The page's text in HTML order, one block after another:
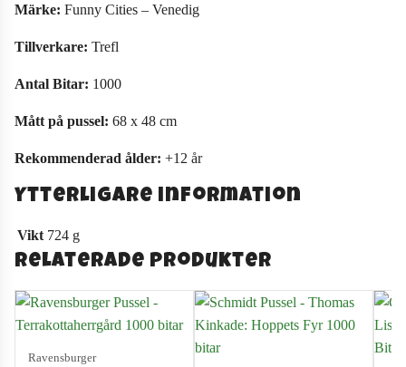
Märke: Funny Cities – Venedig
Tillverkare: Trefl
Antal Bitar: 1000
Mått på pussel: 68 x 48 cm
Rekommenderad ålder: +12 år
Ytterligare information
Vikt 724 g
Relaterade produkter
Ravensburger